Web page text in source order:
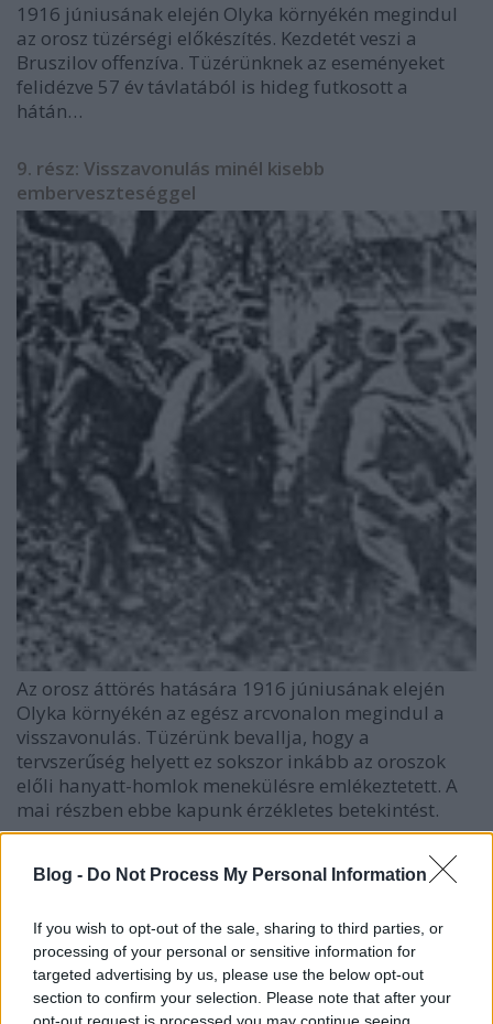
Blog - Do Not Process My Personal Information
If you wish to opt-out of the sale, sharing to third parties, or
processing of your personal or sensitive information for
targeted advertising by us, please use the below opt-out
section to confirm your selection. Please note that after your
opt-out request is processed you may continue seeing
1916 júniusának elején Olyka környékén megindul
az orosz tüzérségi előkészítés. Kezdetét veszi a
Bruszilov offenzíva. Tüzérünknek az eseményeket
felidézve 57 év távlatából is hideg futkosott a
hátán…
9. rész: Visszavonulás minél kisebb
emberveszteséggel
Az orosz áttörés hatására 1916 júniusának elején
Olyka környékén az egész arcvonalon megindul a
visszavonulás. Tüzérünk bevallja, hogy a
tervszerűség helyett ez sokszor inkább az oroszok
előli hanyatt-homlok menekülésre emlékeztetett. A
mai részben ebbe kapunk érzékletes betekintést.
10. rész: Hírzárlat, álhírek és gyászmise